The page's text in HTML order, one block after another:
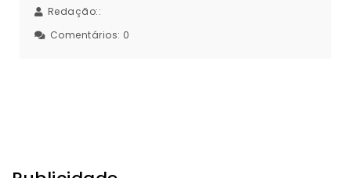
Redação::
Comentários: 0